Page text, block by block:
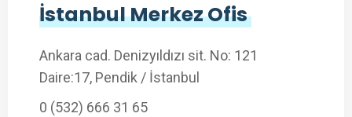
İstanbul Merkez Ofis
Ankara cad. Denizyıldızı sit. No: 121
Daire:17, Pendik / İstanbul
0 (532) 666 31 65